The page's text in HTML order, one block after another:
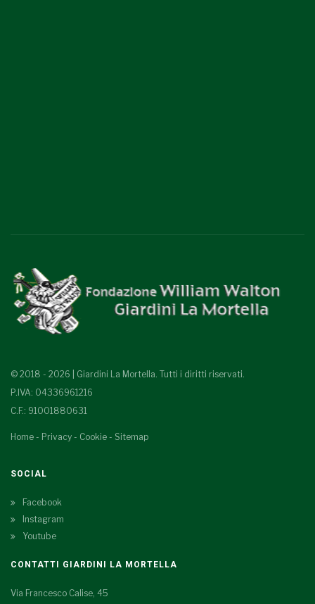
© 2018 - 2026 | Giardini La Mortella. Tutti i diritti riservati.
P.IVA: 04336961216
C.F.: 91001880631
Home - Privacy - Cookie - Sitemap
SOCIAL
Facebook
Instagram
Youtube
CONTATTI GIARDINI LA MORTELLA
Via Francesco Calise, 45